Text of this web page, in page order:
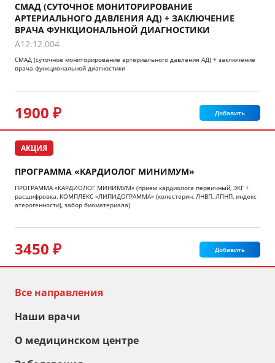
СМАД (СУТОЧНОЕ МОНИТОРИРОВАНИЕ
АРТЕРИАЛЬНОГО ДАВЛЕНИЯ АД) + ЗАКЛЮЧЕНИЕ
ВРАЧА ФУНКЦИОНАЛЬНОЙ ДИАГНОСТИКИ
A12.12.004
СМАД (суточное мониторирование артериального давления АД) + заключение
врача функциональной диагностики
1900 ₽ Добавить
АКЦИЯ
ПРОГРАММА «КАРДИОЛОГ МИНИМУМ»
ПРОГРАММА «КАРДИОЛОГ МИНИМУМ» (прием кардиолога первичный, ЭКГ +
расшифровка, КОМПЛЕКС «ЛИПИДОГРАММА» (холестерин, ЛНВП, ЛПНП, индекс
атерогенности), забор биоматериала)
3450 ₽ Добавить
Все направления
Наши врачи
О медицинском центре